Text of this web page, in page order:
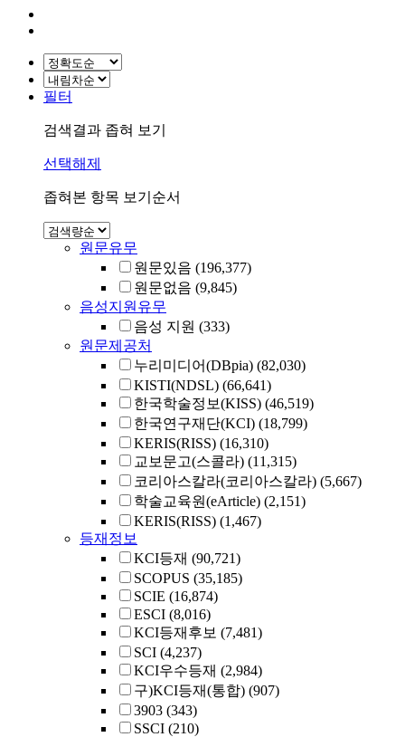
필터
검색결과 좁혀 보기
선택해제
좁혀본 항목 보기순서
원문유무
원문있음 (196,377)
원문없음 (9,845)
음성지원유무
음성 지원 (333)
원문제공처
누리미디어(DBpia) (82,030)
KISTI(NDSL) (66,641)
한국학술정보(KISS) (46,519)
한국연구재단(KCI) (18,799)
KERIS(RISS) (16,310)
교보문고(스콜라) (11,315)
코리아스칼라(코리아스칼라) (5,667)
학술교육원(eArticle) (2,151)
KERIS(RISS) (1,467)
등재정보
KCI등재 (90,721)
SCOPUS (35,185)
SCIE (16,874)
ESCI (8,016)
KCI등재후보 (7,481)
SCI (4,237)
KCI우수등재 (2,984)
구)KCI등재(통합) (907)
3903 (343)
SSCI (210)